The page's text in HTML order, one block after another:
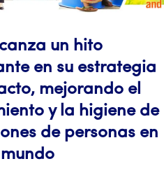
un hito
en su estrategia
mejorando el
y la higiene de
de personas en